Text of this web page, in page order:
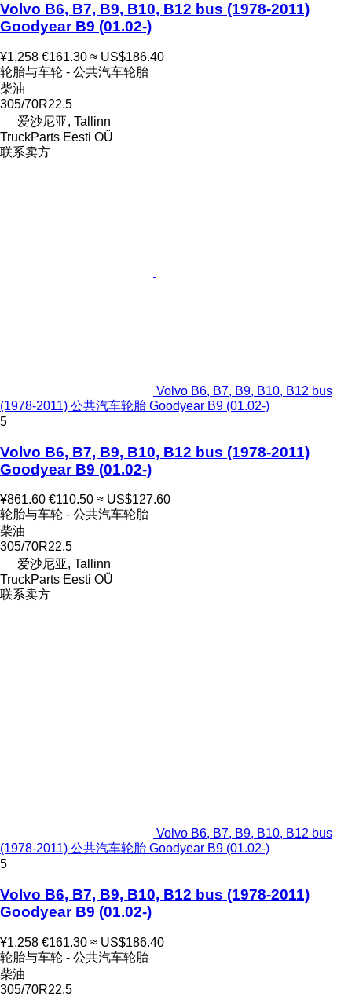
Volvo B6, B7, B9, B10, B12 bus (1978-2011)
Goodyear B9 (01.02-)
¥1,258 €161.30 ≈ US$186.40
轮胎与车轮 - 公共汽车轮胎
柴油
305/70R22.5
爱沙尼亚, Tallinn
TruckParts Eesti OÜ
联系卖方
Volvo B6, B7, B9, B10, B12 bus
(1978-2011) 公共汽车轮胎 Goodyear B9 (01.02-)
5
Volvo B6, B7, B9, B10, B12 bus (1978-2011)
Goodyear B9 (01.02-)
¥861.60 €110.50 ≈ US$127.60
轮胎与车轮 - 公共汽车轮胎
柴油
305/70R22.5
爱沙尼亚, Tallinn
TruckParts Eesti OÜ
联系卖方
Volvo B6, B7, B9, B10, B12 bus
(1978-2011) 公共汽车轮胎 Goodyear B9 (01.02-)
5
Volvo B6, B7, B9, B10, B12 bus (1978-2011)
Goodyear B9 (01.02-)
¥1,258 €161.30 ≈ US$186.40
轮胎与车轮 - 公共汽车轮胎
柴油
305/70R22.5